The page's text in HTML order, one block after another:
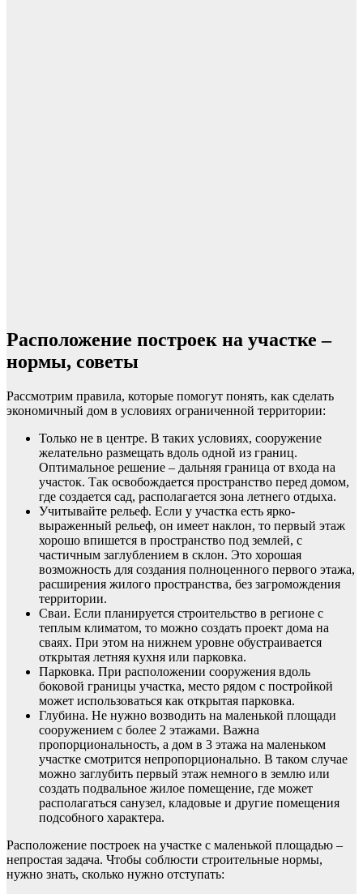
Расположение построек на участке –
нормы, советы
Рассмотрим правила, которые помогут понять, как сделать
экономичный дом в условиях ограниченной территории:
Только не в центре. В таких условиях, сооружение
желательно размещать вдоль одной из границ.
Оптимальное решение – дальняя граница от входа на
участок. Так освобождается пространство перед домом,
где создается сад, располагается зона летнего отдыха.
Учитывайте рельеф. Если у участка есть ярко-
выраженный рельеф, он имеет наклон, то первый этаж
хорошо впишется в пространство под землей, с
частичным заглублением в склон. Это хорошая
возможность для создания полноценного первого этажа,
расширения жилого пространства, без загромождения
территории.
Сваи. Если планируется строительство в регионе с
теплым климатом, то можно создать проект дома на
сваях. При этом на нижнем уровне обустраивается
открытая летняя кухня или парковка.
Парковка. При расположении сооружения вдоль
боковой границы участка, место рядом с постройкой
может использоваться как открытая парковка.
Глубина. Не нужно возводить на маленькой площади
сооружением с более 2 этажами. Важна
пропорциональность, а дом в 3 этажа на маленьком
участке смотрится непропорционально. В таком случае
можно заглубить первый этаж немного в землю или
создать подвальное жилое помещение, где может
располагаться санузел, кладовые и другие помещения
подсобного характера.
Расположение построек на участке с маленькой площадью –
непростая задача. Чтобы соблюсти строительные нормы,
нужно знать, сколько нужно отступать: